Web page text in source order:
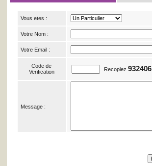
Vous etes :
Votre Nom :
Votre Email :
Code de
Verification
Recopiez932406
Message :